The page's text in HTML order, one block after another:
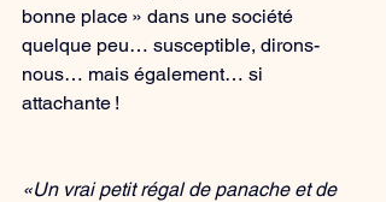
bonne place » dans une société
quelque peu… susceptible, dirons-
nous… mais également… si
attachante !
«Un vrai petit régal de panache et de